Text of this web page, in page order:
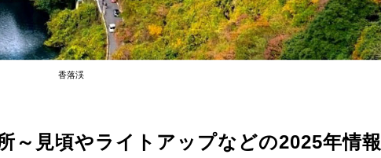
香落渓
～見頃やライトアップなどの2025年情報